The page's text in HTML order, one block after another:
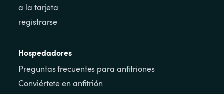
a la tarjeta
registrarse
Hospedadores
Preguntas frecuentes para anfitriones
Conviértete en anfitrión